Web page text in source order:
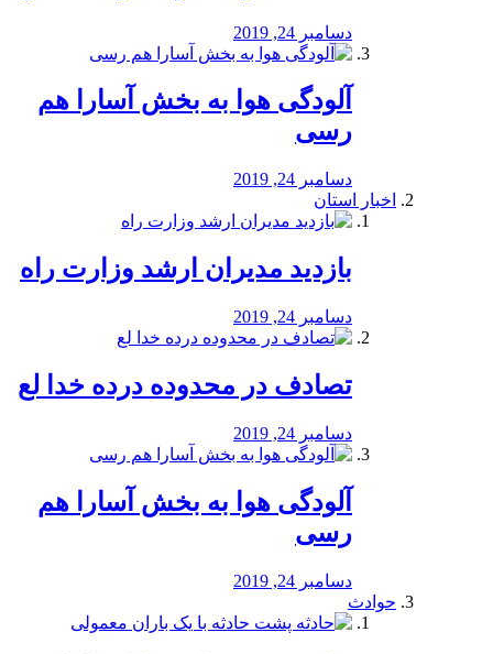
دسامبر 24, 2019
آلودگی هوا به بخش آسارا هم
رسی
دسامبر 24, 2019
اخبار استان
بازدید مدیران ارشد وزارت راه
دسامبر 24, 2019
تصادف در محدوده درده خدا لع
دسامبر 24, 2019
آلودگی هوا به بخش آسارا هم
رسی
دسامبر 24, 2019
حوادث